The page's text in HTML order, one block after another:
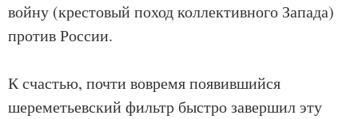
войну (крестовый поход коллективного Запада)
против России.
К счастью, почти вовремя появившийся
шереметьевский фильтр быстро завершил эту